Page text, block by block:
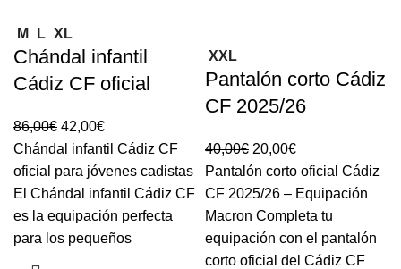
M L XL
Chándal infantil
Cádiz CF oficial
86,00€ 42,00€
Chándal infantil Cádiz CF
oficial para jóvenes cadistas
El Chándal infantil Cádiz CF
es la equipación perfecta
para los pequeños
XXL
Pantalón corto Cádiz
CF 2025/26
40,00€ 20,00€
Pantalón corto oficial Cádiz
CF 2025/26 – Equipación
Macron Completa tu
equipación con el pantalón
corto oficial del Cádiz CF